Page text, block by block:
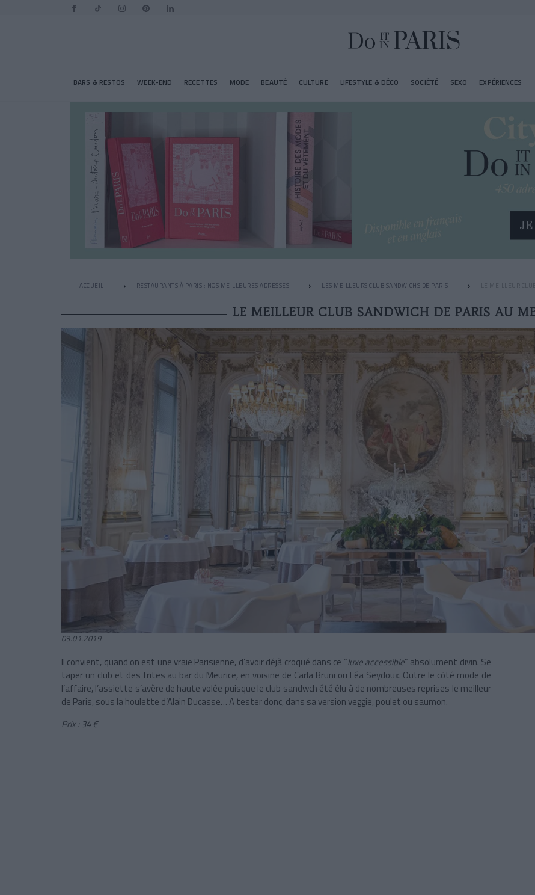
BARS & RESTOS WEEK-END RECETTES MODE BEAUTÉ CULTURE LIFESTYLE & DÉCO SOCIÉTÉ SEXO EXPÉRIENCES
ACCUEIL RESTAURANTS À PARIS : NOS MEILLEURES ADRESSES LES MEILLEURS CLUB SANDWICHS DE PARIS LE MEILLEUR
LE MEILLEUR CLUB SANDWICH DE PARIS AU
03.01.2019
Il convient, quand on est une vraie Parisienne, d’avoir déjà croqué dans ce “luxe accessible” absolument divin. Se
taper un club et des frites au bar du Meurice, en voisine de Carla Bruni ou Léa Seydoux. Outre le côté mode de
l’affaire, l’assiette s’avère de haute volée puisque le club sandwch été élu à de nombreuses reprises le meilleur
de Paris, sous la houlette d’Alain Ducasse… A tester donc, dans sa version veggie, poulet ou saumon.
Prix : 34 €